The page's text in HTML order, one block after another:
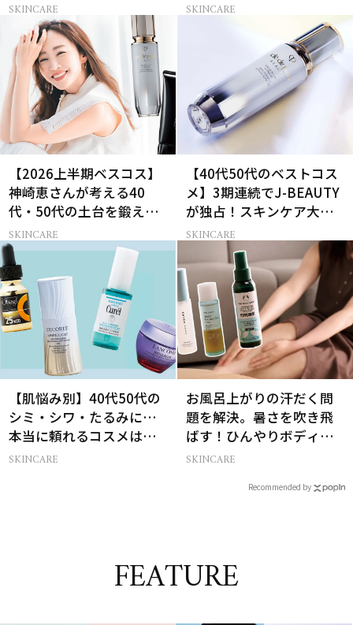
SKINCARE ど
SKINCARE
【2026上半期ベスコス】
神崎恵さんが考える40
代・50代の土台を鍛える
肌投資名品
SKINCARE
【40代50代のベストコス
メ】3期連続でJ-BEAUTY
が独占！スキンケア大賞
受賞コスメ9選
SKINCARE
【肌悩み別】40代50代の
シミ・シワ・たるみに…
本当に頼れるコスメは？
ベスコス受賞スキンケア
SKINCARE
お風呂上がりの汗だく問
題を解決。暑さを吹き飛
ばす！ひんやりボディケ
ア3選
SKINCARE
Recommended by
FEATURE